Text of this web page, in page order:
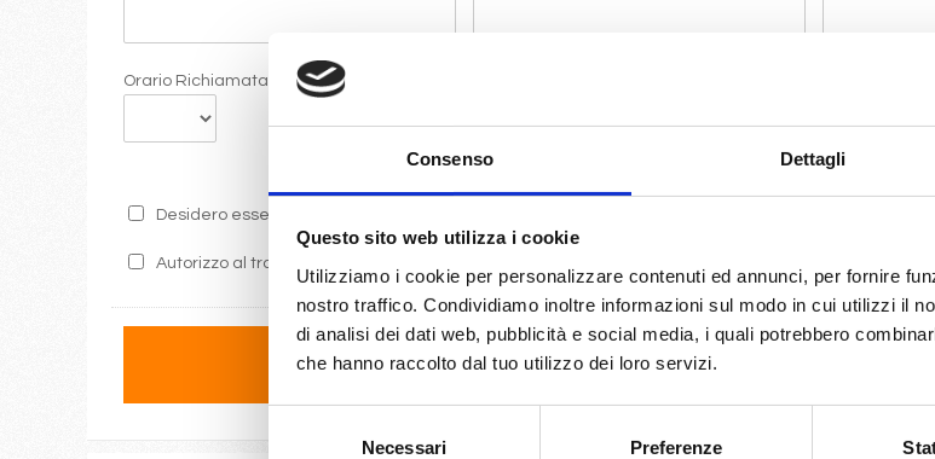
Consenso Dettagli
Questo sito web utilizza i cookie
Utilizziamo i cookie per personalizzare contenuti ed annunci, per fornire
nostro traffico. Condividiamo inoltre informazioni sul modo in cui utilizzi il
di analisi dei dati web, pubblicità e social media, i quali potrebbero
che hanno raccolto dal tuo utilizzo dei loro servizi.
Necessari Preferenze
Orario Richiamata
Desidero essere informato sulle ultime promozioni di LeCrociere.
Autorizzo al trattamento dei miei dati secondo i termini di legge
RICHIEDI